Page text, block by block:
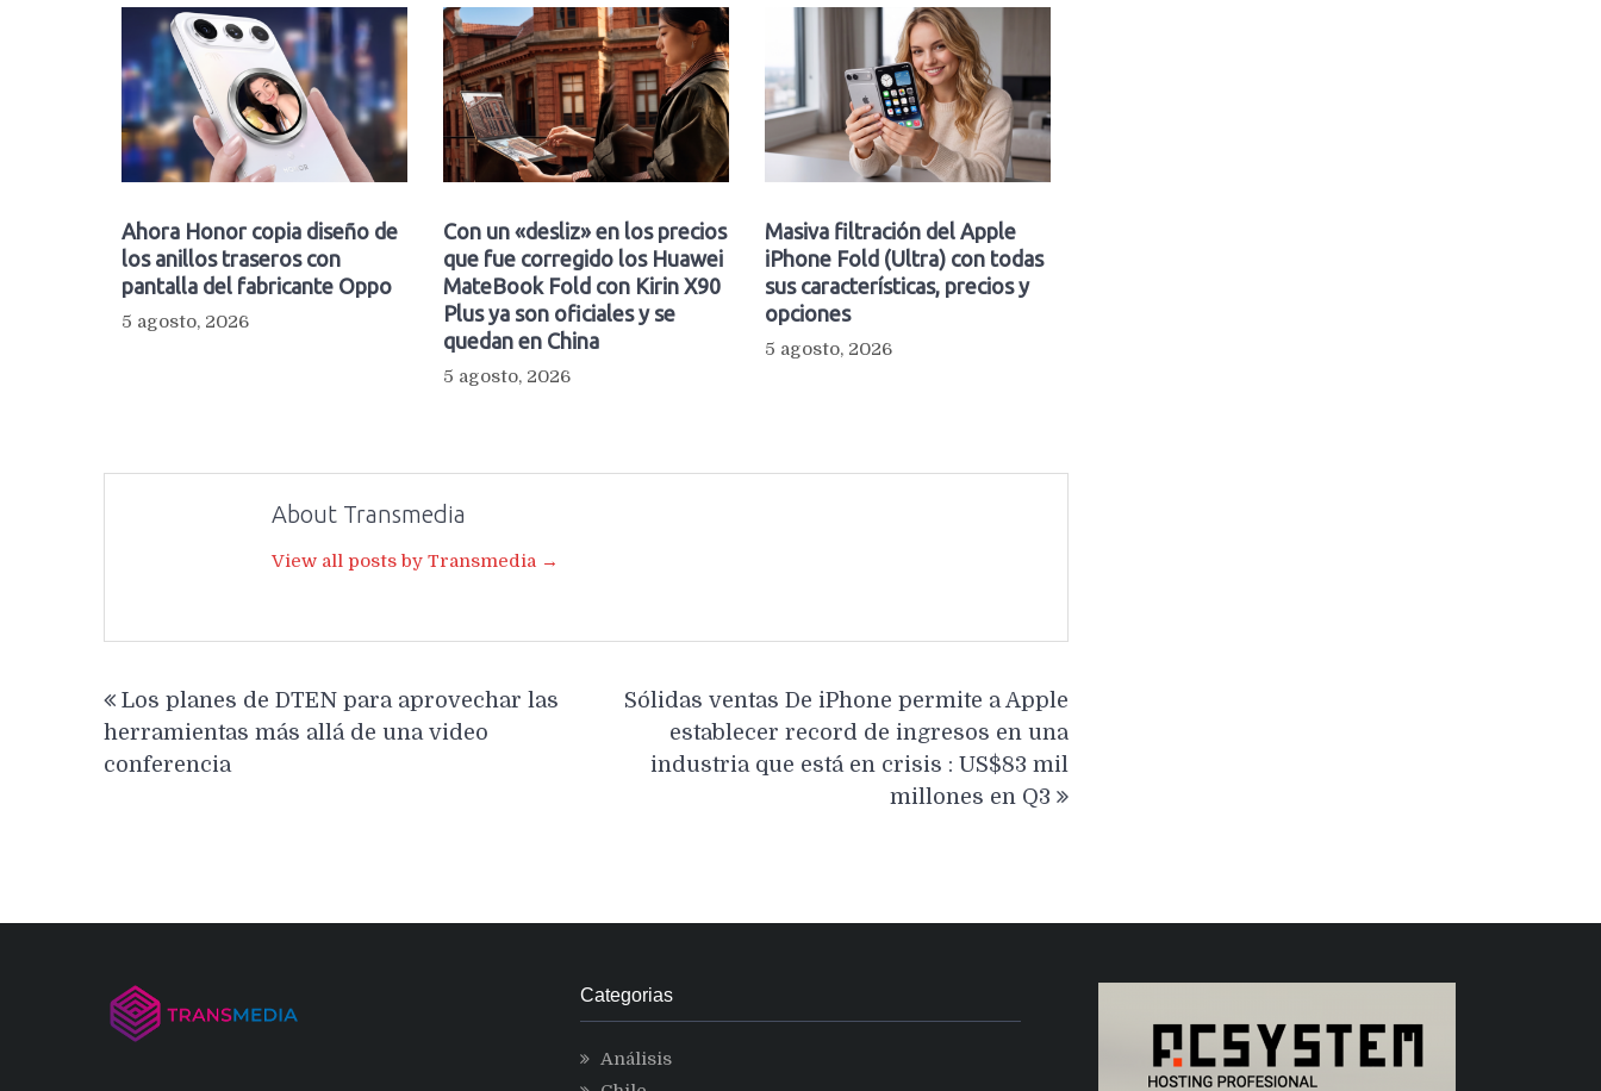
Ahora Honor copia diseño de
los anillos traseros con
pantalla del fabricante Oppo
5 agosto, 2026
Con un «desliz» en los precios
que fue corregido los Huawei
MateBook Fold con Kirin X90
Plus ya son oficiales y se
quedan en China
5 agosto, 2026
Masiva filtración del Apple
iPhone Fold (Ultra) con todas
sus características, precios y
opciones
5 agosto, 2026
About Transmedia
View all posts by Transmedia →
de
entradas
Los planes de DTEN para aprovechar las
herramientas más allá de una video
conferencia
Sólidas ventas De iPhone permite a Apple
establecer record de ingresos en una
industria que está en crisis : US$83 mil
millones en Q3
Categorias
Análisis